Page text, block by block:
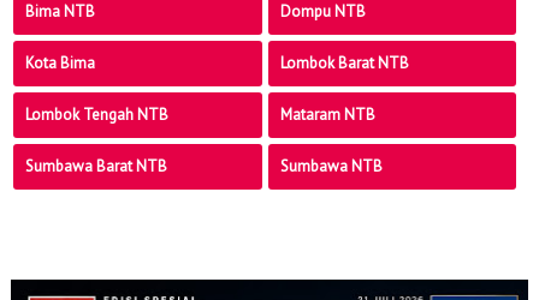
Bima NTB Dompu NTB
Kota Bima Lombok Barat NTB
Lombok Tengah NTB Mataram NTB
Sumbawa Barat NTB Sumbawa NTB